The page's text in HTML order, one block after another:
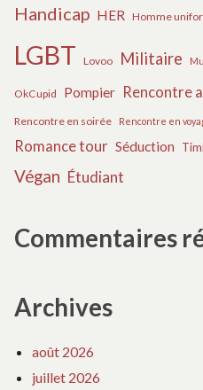
Handicap HER Homme
LGBT Lovoo Militaire
OkCupid Pompier Rencontre
Rencontre en soirée Rencontre en
Romance tour Séduction
Végan Étudiant
Commentaires
Archives
août 2026
juillet 2026